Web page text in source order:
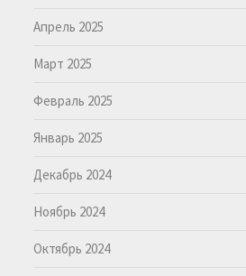
Апрель 2025
Март 2025
Февраль 2025
Январь 2025
Декабрь 2024
Ноябрь 2024
Октябрь 2024